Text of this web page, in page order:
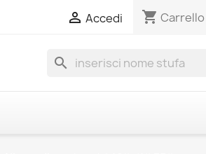
 Accedi shopping_cart Carrello
search